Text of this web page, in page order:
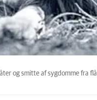
og smitte af sygdomme fra